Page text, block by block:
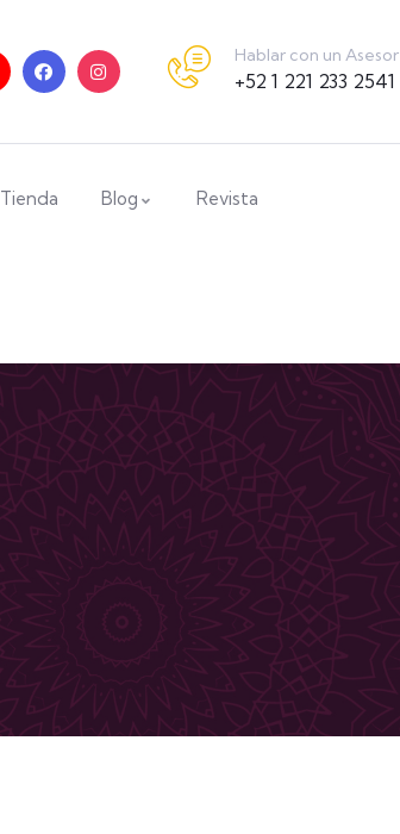
Hablar con un Asesor
+52 1 221 233 2541
Tienda Blog Revista